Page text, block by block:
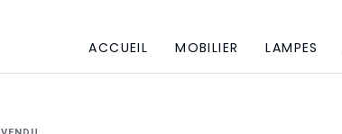
ACCUEIL MOBILIER LAMPES